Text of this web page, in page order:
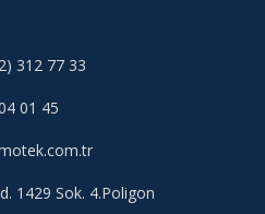
312 77 33
01 45
1429 Sok. 4.Poligon